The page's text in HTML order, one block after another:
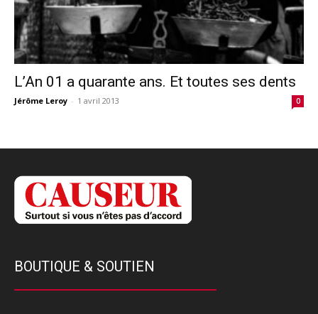
L’An 01 a quarante ans. Et toutes ses dents
Jérôme Leroy - 1 avril 2013 0
BOUTIQUE & SOUTIEN